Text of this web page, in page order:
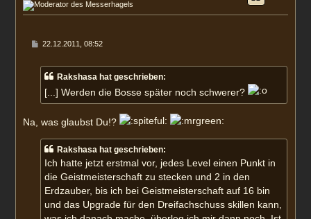
B22.12.2011, 08:52
Rakshasa hat geschrieben:
[...] Werden die Bosse später noch schwerer?
Na, was glaubst Du!?
Rakshasa hat geschrieben:
Ich hatte jetzt erstmal vor, jedes Level einen Punkt in
die Geistmeisterschaft zu stecken und 2 in den
Erdzauber, bis ich bei Geistmeisterschaft auf 16 bin
und das Upgrade für den Dreifachschuss skillen kann,